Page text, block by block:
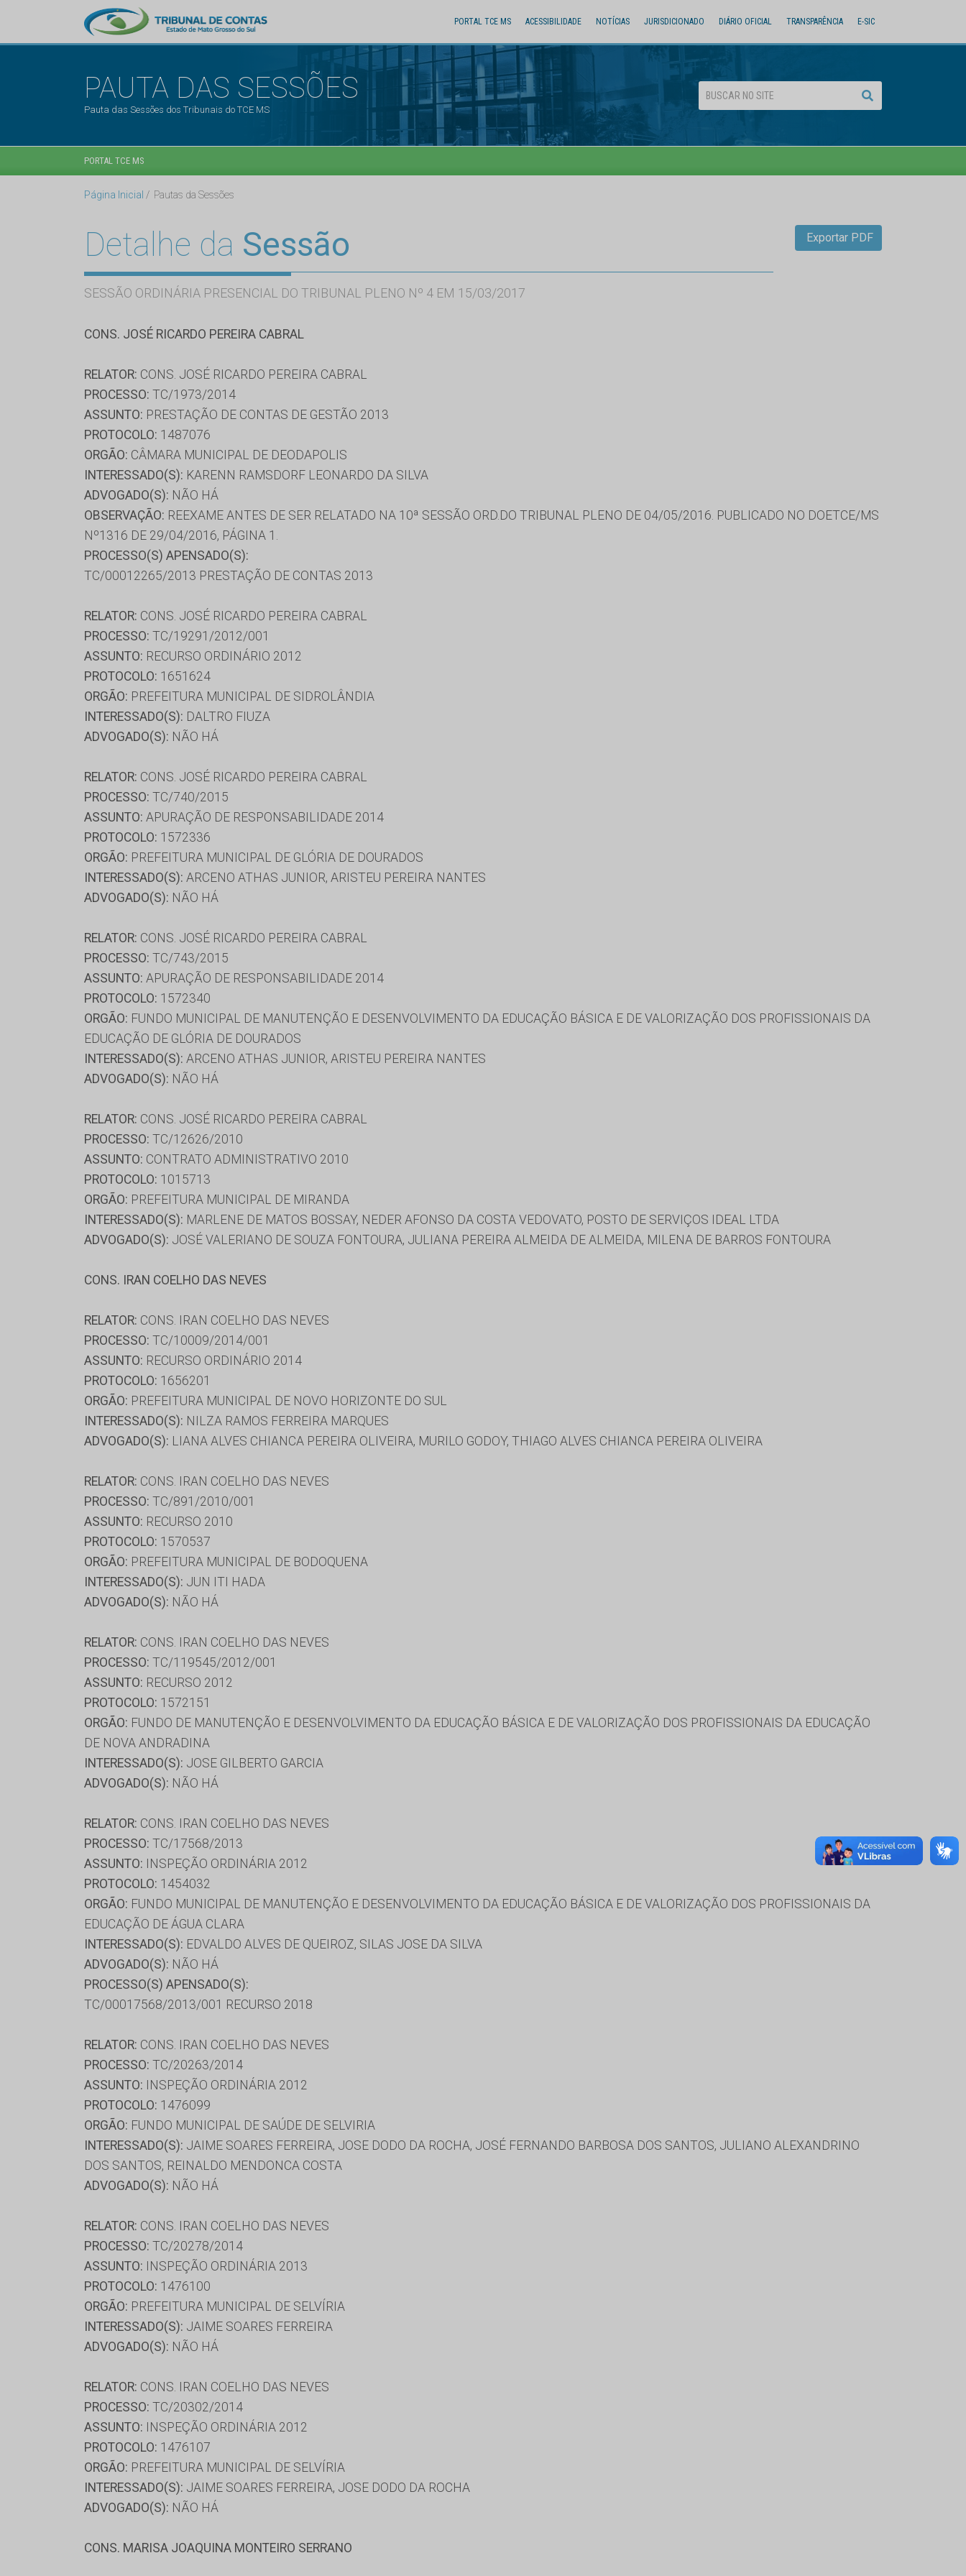
PORTAL TCE MS ACESSIBILIDADE NOTÍCIAS JURISDICIONADO DIÁRIO OFICIAL TRANSPARÊNCIA E-SIC
PAUTA DAS SESSÕES
Pauta das Sessões dos Tribunais do TCE MS
PORTAL TCE MS
Página Inicial Pautas da Sessões
Detalhe da Sessão
SESSÃO ORDINÁRIA PRESENCIAL DO TRIBUNAL PLENO Nº 4 EM 15/03/2017
Exportar PDF
CONS. JOSÉ RICARDO PEREIRA CABRAL
RELATOR: CONS. JOSÉ RICARDO PEREIRA CABRAL
PROCESSO: TC/1973/2014
ASSUNTO: PRESTAÇÃO DE CONTAS DE GESTÃO 2013
PROTOCOLO: 1487076
ORGÃO: CÂMARA MUNICIPAL DE DEODAPOLIS
INTERESSADO(S): KARENN RAMSDORF LEONARDO DA SILVA
ADVOGADO(S): NÃO HÁ
OBSERVAÇÃO: REEXAME ANTES DE SER RELATADO NA 10ª SESSÃO ORD.DO TRIBUNAL PLENO DE 04/05/2016. PUBLICADO NO DOETCE/MS
Nº1316 DE 29/04/2016, PÁGINA 1.
PROCESSO(S) APENSADO(S):
TC/00012265/2013 PRESTAÇÃO DE CONTAS 2013
RELATOR: CONS. JOSÉ RICARDO PEREIRA CABRAL
PROCESSO: TC/19291/2012/001
ASSUNTO: RECURSO ORDINÁRIO 2012
PROTOCOLO: 1651624
ORGÃO: PREFEITURA MUNICIPAL DE SIDROLÂNDIA
INTERESSADO(S): DALTRO FIUZA
ADVOGADO(S): NÃO HÁ
RELATOR: CONS. JOSÉ RICARDO PEREIRA CABRAL
PROCESSO: TC/740/2015
ASSUNTO: APURAÇÃO DE RESPONSABILIDADE 2014
PROTOCOLO: 1572336
ORGÃO: PREFEITURA MUNICIPAL DE GLÓRIA DE DOURADOS
INTERESSADO(S): ARCENO ATHAS JUNIOR, ARISTEU PEREIRA NANTES
ADVOGADO(S): NÃO HÁ
RELATOR: CONS. JOSÉ RICARDO PEREIRA CABRAL
PROCESSO: TC/743/2015
ASSUNTO: APURAÇÃO DE RESPONSABILIDADE 2014
PROTOCOLO: 1572340
ORGÃO: FUNDO MUNICIPAL DE MANUTENÇÃO E DESENVOLVIMENTO DA EDUCAÇÃO BÁSICA E DE VALORIZAÇÃO DOS PROFISSIONAIS DA
EDUCAÇÃO DE GLÓRIA DE DOURADOS
INTERESSADO(S): ARCENO ATHAS JUNIOR, ARISTEU PEREIRA NANTES
ADVOGADO(S): NÃO HÁ
RELATOR: CONS. JOSÉ RICARDO PEREIRA CABRAL
PROCESSO: TC/12626/2010
ASSUNTO: CONTRATO ADMINISTRATIVO 2010
PROTOCOLO: 1015713
ORGÃO: PREFEITURA MUNICIPAL DE MIRANDA
INTERESSADO(S): MARLENE DE MATOS BOSSAY, NEDER AFONSO DA COSTA VEDOVATO, POSTO DE SERVIÇOS IDEAL LTDA
ADVOGADO(S): JOSÉ VALERIANO DE SOUZA FONTOURA, JULIANA PEREIRA ALMEIDA DE ALMEIDA, MILENA DE BARROS FONTOURA
CONS. IRAN COELHO DAS NEVES
RELATOR: CONS. IRAN COELHO DAS NEVES
PROCESSO: TC/10009/2014/001
ASSUNTO: RECURSO ORDINÁRIO 2014
PROTOCOLO: 1656201
ORGÃO: PREFEITURA MUNICIPAL DE NOVO HORIZONTE DO SUL
INTERESSADO(S): NILZA RAMOS FERREIRA MARQUES
ADVOGADO(S): LIANA ALVES CHIANCA PEREIRA OLIVEIRA, MURILO GODOY, THIAGO ALVES CHIANCA PEREIRA OLIVEIRA
RELATOR: CONS. IRAN COELHO DAS NEVES
PROCESSO: TC/891/2010/001
ASSUNTO: RECURSO 2010
PROTOCOLO: 1570537
ORGÃO: PREFEITURA MUNICIPAL DE BODOQUENA
INTERESSADO(S): JUN ITI HADA
ADVOGADO(S): NÃO HÁ
RELATOR: CONS. IRAN COELHO DAS NEVES
PROCESSO: TC/119545/2012/001
ASSUNTO: RECURSO 2012
PROTOCOLO: 1572151
ORGÃO: FUNDO DE MANUTENÇÃO E DESENVOLVIMENTO DA EDUCAÇÃO BÁSICA E DE VALORIZAÇÃO DOS PROFISSIONAIS DA EDUCAÇÃO
DE NOVA ANDRADINA
INTERESSADO(S): JOSE GILBERTO GARCIA
ADVOGADO(S): NÃO HÁ
RELATOR: CONS. IRAN COELHO DAS NEVES
PROCESSO: TC/17568/2013
ASSUNTO: INSPEÇÃO ORDINÁRIA 2012
PROTOCOLO: 1454032
ORGÃO: FUNDO MUNICIPAL DE MANUTENÇÃO E DESENVOLVIMENTO DA EDUCAÇÃO BÁSICA E DE VALORIZAÇÃO DOS PROFISSIONAIS DA
EDUCAÇÃO DE ÁGUA CLARA
INTERESSADO(S): EDVALDO ALVES DE QUEIROZ, SILAS JOSE DA SILVA
ADVOGADO(S): NÃO HÁ
PROCESSO(S) APENSADO(S):
TC/00017568/2013/001 RECURSO 2018
RELATOR: CONS. IRAN COELHO DAS NEVES
PROCESSO: TC/20263/2014
ASSUNTO: INSPEÇÃO ORDINÁRIA 2012
PROTOCOLO: 1476099
ORGÃO: FUNDO MUNICIPAL DE SAÚDE DE SELVIRIA
INTERESSADO(S): JAIME SOARES FERREIRA, JOSE DODO DA ROCHA, JOSÉ FERNANDO BARBOSA DOS SANTOS, JULIANO ALEXANDRINO
DOS SANTOS, REINALDO MENDONCA COSTA
ADVOGADO(S): NÃO HÁ
RELATOR: CONS. IRAN COELHO DAS NEVES
PROCESSO: TC/20278/2014
ASSUNTO: INSPEÇÃO ORDINÁRIA 2013
PROTOCOLO: 1476100
ORGÃO: PREFEITURA MUNICIPAL DE SELVÍRIA
INTERESSADO(S): JAIME SOARES FERREIRA
ADVOGADO(S): NÃO HÁ
RELATOR: CONS. IRAN COELHO DAS NEVES
PROCESSO: TC/20302/2014
ASSUNTO: INSPEÇÃO ORDINÁRIA 2012
PROTOCOLO: 1476107
ORGÃO: PREFEITURA MUNICIPAL DE SELVÍRIA
INTERESSADO(S): JAIME SOARES FERREIRA, JOSE DODO DA ROCHA
ADVOGADO(S): NÃO HÁ
CONS. MARISA JOAQUINA MONTEIRO SERRANO